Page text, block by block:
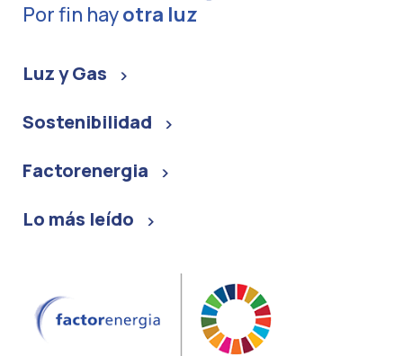
Por fin hayotra luz
Luz y Gas
Sostenibilidad
Factorenergia
Lo más leído